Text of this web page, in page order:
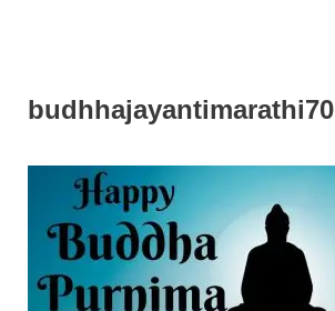
budhhajayantimarathi70